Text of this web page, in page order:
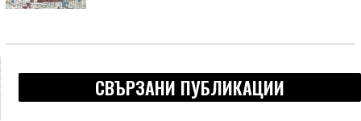
СВЪРЗАНИ ПУБЛИКАЦИИ